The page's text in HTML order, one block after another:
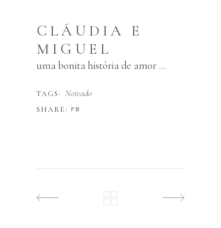
CLÁUDIA E
MIGUEL
uma bonita história de amor ...
TAGS: Noivado
SHARE: FB